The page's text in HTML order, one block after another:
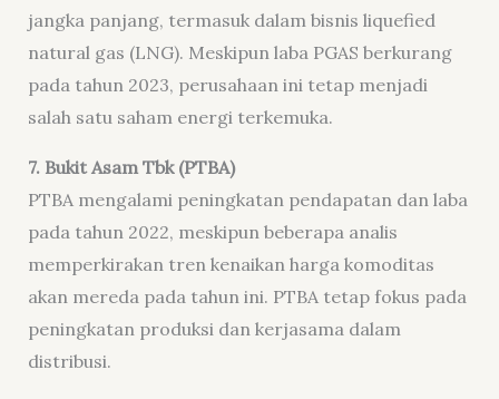
jangka panjang, termasuk dalam bisnis liquefied
natural gas (LNG). Meskipun laba PGAS berkurang
pada tahun 2023, perusahaan ini tetap menjadi
salah satu saham energi terkemuka.
7. Bukit Asam Tbk (PTBA)
PTBA mengalami peningkatan pendapatan dan laba
pada tahun 2022, meskipun beberapa analis
memperkirakan tren kenaikan harga komoditas
akan mereda pada tahun ini. PTBA tetap fokus pada
peningkatan produksi dan kerjasama dalam
distribusi.